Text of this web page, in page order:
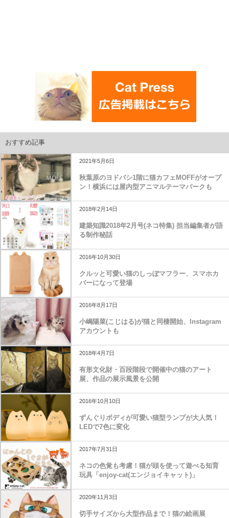
おすすめ記事
2021年5月6日
秋葉原のヨドバシ1階に猫カフェMOFFがオープ
ン！横浜には屋内型アニマルテーマパークも
2018年2月14日
建築知識2018年2月号(ネコ特集) 担当編集者が語
る制作秘話
2016年10月30日
クルッと可愛い猫のしっぽマフラー、スマホカ
バーになって登場
2016年8月17日
小嶋陽菜(こじはる)が猫と同棲開始、Instagram
アカウントも
2018年4月7日
有形文化財・百段階段で開催中の猫のアート
展、作品の展示風景を公開
2016年10月10日
ずんぐりボディが可愛い猫型ランプが大人気！
LEDで7色に変化
2017年7月31日
ネコの色覚も考慮！猫が頭を使って遊べる知育
玩具「enjoy-cat(エンジョイキャット)」
2020年11月3日
切手サイズから大型作品まで！猫の絵画展